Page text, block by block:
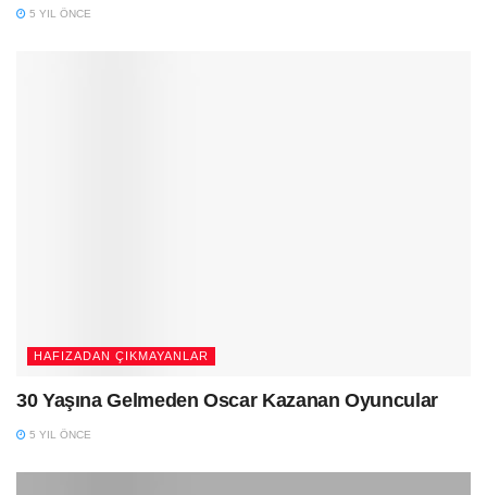
5 YIL ÖNCE
HAFIZADAN ÇIKMAYANLAR
30 Yaşına Gelmeden Oscar Kazanan Oyuncular
5 YIL ÖNCE